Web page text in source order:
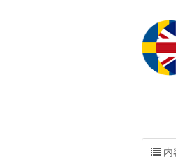
内